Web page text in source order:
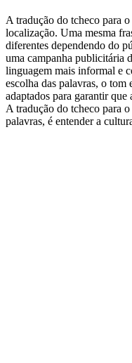
A tradução do tcheco para
localização. Uma mesma
diferentes dependendo do
uma campanha publicitária
linguagem mais informal e
escolha das palavras, o tom
adaptados para garantir
A tradução do tcheco para
palavras, é entender a